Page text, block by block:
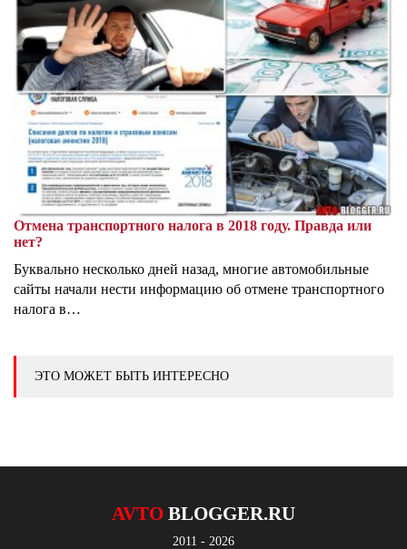
Отмена транспортного налога в 2018 году. Правда или
нет?
Буквально несколько дней назад, многие автомобильные
сайты начали нести информацию об отмене транспортного
налога в…
ЭТО МОЖЕТ БЫТЬ ИНТЕРЕСНО
AVTO BLOGGER.RU
2011 - 2026